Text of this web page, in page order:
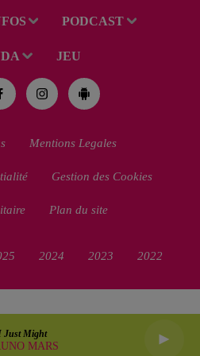
Just Might
MARS
PODCAST
JEU
Mentions Legales
Gestion des Cookies
Plan du site
2024 2023 2022